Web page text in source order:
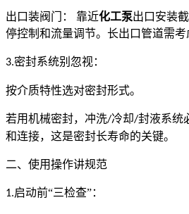
出口装阀门： 靠近化工泵出口安装
停控制和流量调节。长出口管道需考
3.密封系统别忽视：
按介质特性选对密封形式。
若用机械密封，冲洗/冷却/封液系统
和连接，这是密封长寿命的关键。
二、使用操作讲规范
1.启动前“三检查”：